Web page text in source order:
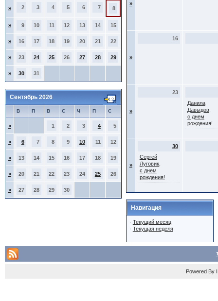
» 2 3 4 5 6 7 8
» 9 10 11 12 13 14 15
» 16 17 18 19 20 21 22
» 23 24 25 26 27 28 29
» 30 31
Сентябрь 2026
В П В С Ч П С
» 1 2 3 4 5
» 6 7 8 9 10 11 12
» 13 14 15 16 17 18 19
» 20 21 22 23 24 25 26
» 27 28 29 30
»
»
16
»
23
Данила
Давыдов,
с днем
рождения!
»
30
Сергей
Луговик,
с днем
рождения!
Навигация
· Текущий месяц
· Текущая неделя
Powered By